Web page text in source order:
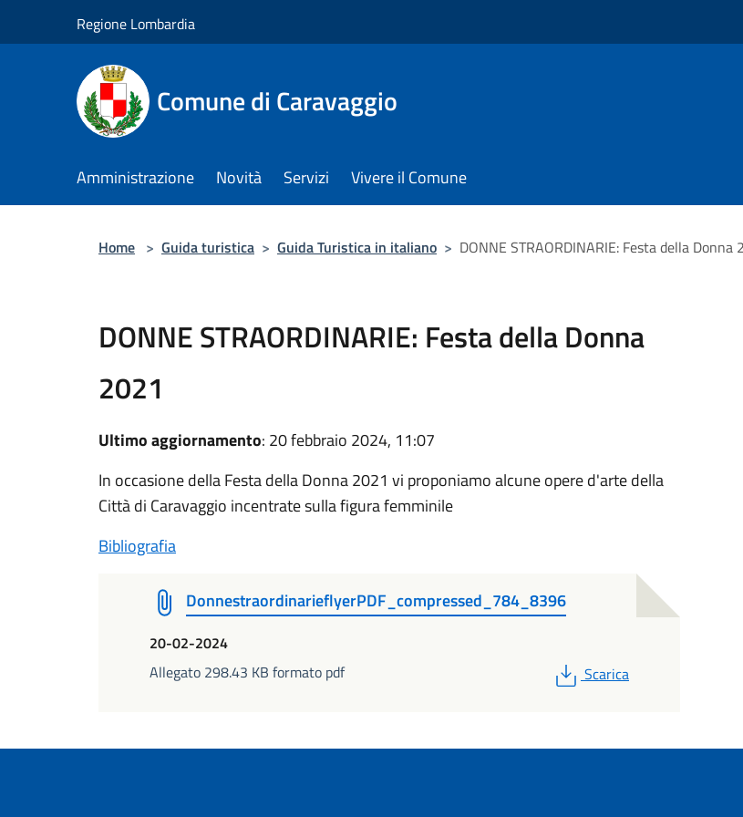
Regione Lombardia
Comune di Caravaggio
Amministrazione Novità Servizi Vivere il Comune
Home > Guida turistica > Guida Turistica in italiano > DONNE STRAORDINARIE: Festa della Donna
DONNE STRAORDINARIE: Festa della Donna
2021
Ultimo aggiornamento: 20 febbraio 2024, 11:07
In occasione della Festa della Donna 2021 vi proponiamo alcune opere d'arte della
Città di Caravaggio incentrate sulla figura femminile
Bibliografia
DonnestraordinarieflyerPDF_compressed_784_8396
20-02-2024
Allegato 298.43 KB formato pdf
PDF
Scarica